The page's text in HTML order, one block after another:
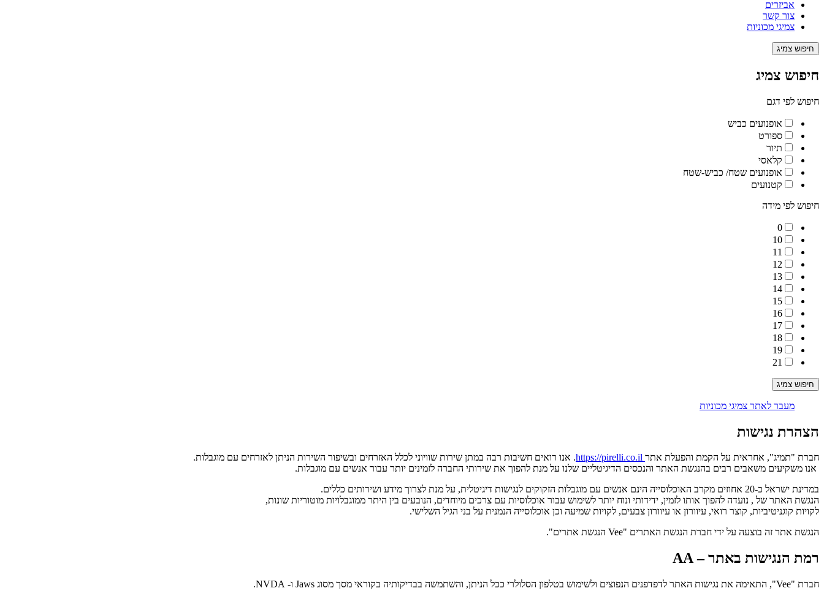
אביזרים
צור קשר
צמיגי מכוניות
חיפוש צמיג
חיפוש צמיג
חיפוש לפי דגם
אופנועים כביש
ספורט
תיור
קלאסי
אופנועים שטח/ כביש-שטח
קטנועים
חיפוש לפי מידה
0
10
11
12
13
14
15
16
17
18
19
21
מעבר לאתר צמיגי מכוניות
הצהרת נגישות
חברת "תמיג", אחראית על הקמת והפעלת אתר
. אנו רואים חשיבות רבה במתן שירות שוויוני לכלל האזרחים ובשיפור השירות הניתן לאזרחים עם מוגבלות.
אנו משקיעים משאבים רבים בהנגשת האתר והנכסים הדיגיטליים שלנו על מנת להפוך את שירותי החברה לזמינים יותר עבור אנשים עם מוגבלות.
במדינת ישראל כ-20 אחוזים מקרב האוכלוסייה הינם אנשים עם מוגבלות הזקוקים לנגישות דיגיטלית, על מנת לצרוך מידע ושירותים כללים.
הנגשת האתר של , נועדה להפוך אותו לזמין, ידידותי ונוח יותר לשימוש עבור אוכלוסיות עם צרכים מיוחדים, הנובעים בין היתר ממוגבלויות מוטוריות שונות,
לקויות קוגניטיביות, קוצר רואי, עיוורון או עיוורון צבעים, לקויות שמיעה וכן אוכלוסייה הנמנית על בני הגיל השלישי.
הנגשת אתר זה בוצעה על ידי חברת הנגשת האתרים "Vee הנגשת אתרים".
רמת הנגישות באתר – AA
חברת "Vee", התאימה את נגישות האתר לדפדפנים הנפוצים ולשימוש בטלפון הסלולרי ככל הניתן, והשתמשה בבדיקותיה בקוראי מסך מסוג Jaws ו- NVDA.